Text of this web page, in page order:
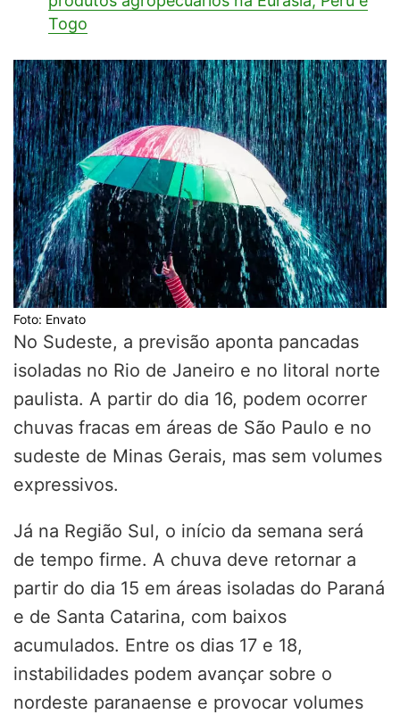
Togo
Foto: Envato
No Sudeste, a previsão aponta pancadas
isoladas no Rio de Janeiro e no litoral norte
paulista. A partir do dia 16, podem ocorrer
chuvas fracas em áreas de São Paulo e no
sudeste de Minas Gerais, mas sem volumes
expressivos.
Já na Região Sul, o início da semana será
de tempo firme. A chuva deve retornar a
partir do dia 15 em áreas isoladas do Paraná
e de Santa Catarina, com baixos
acumulados. Entre os dias 17 e 18,
instabilidades podem avançar sobre o
nordeste paranaense e provocar volumes